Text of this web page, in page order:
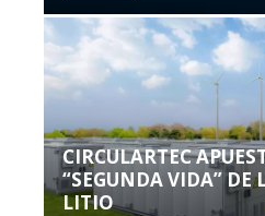
CIRCULARTEC
“SEGUNDA VIDA” DE
LITIO